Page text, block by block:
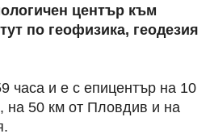
център към
по геофизика, геодезия
часа и е с епицентър на 10
на 50 км от Пловдив и на